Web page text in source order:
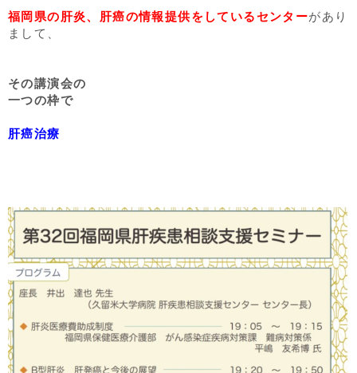
福岡県の肝炎、肝癌の情報提供をしているセンターがあり
まして、
その講演会の
一つの枠で
肝癌治療